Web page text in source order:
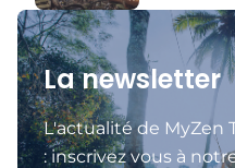
La newsletter
L'actualité de MyZen
: inscrivez vous à